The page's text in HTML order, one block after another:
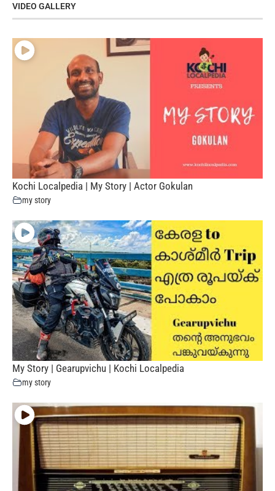
VIDEO GALLERY
Kochi Localpedia | My Story | Actor Gokulan
my story
My Story | Gearupvichu | Kochi Localpedia
my story